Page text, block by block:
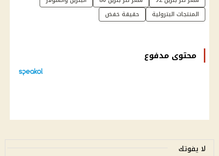
المنتجات البترولية
حقيقة خفض
محتوى مدفوع
لا يفوتك